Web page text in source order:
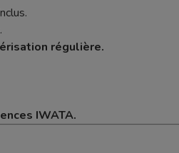
régulière.
IWATA.